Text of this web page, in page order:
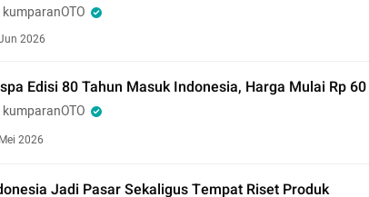
kumparanOTO
2026
Edisi 80 Tahun Masuk Indonesia, Harga Mulai Rp
kumparanOTO
2026
Jadi Pasar Sekaligus Tempat Riset Produk